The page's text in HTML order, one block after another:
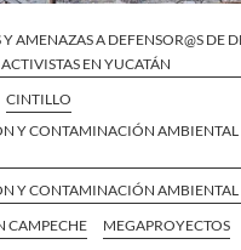
AMENAZAS A DEFENSOR@S DE
EN YUCATÁN
CINTILLO
Y CONTAMINACIÓN
Y CONTAMINACIÓN AMBIENTAL
CAMPECHE
MEGAPROYECTOS